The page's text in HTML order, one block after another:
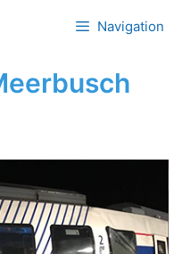
Navigation